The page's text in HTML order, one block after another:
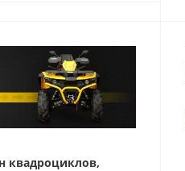
квадроциклов,